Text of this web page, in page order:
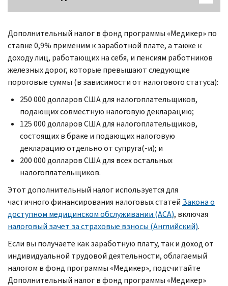
Дополнительный налог в фонд программы «Медикер» по
ставке 0,9% применим к заработной плате, а также к
доходу лиц, работающих на себя, и пенсиям работников
железных дорог, которые превышают следующие
пороговые суммы (в зависимости от налогового статуса):
250 000 долларов США для налогоплательщиков,
подающих совместную налоговую декларацию;
125 000 долларов США для налогоплательщиков,
состоящих в браке и подающих налоговую
декларацию отдельно от супруга(-и); и
200 000 долларов США для всех остальных
налогоплательщиков.
Этот дополнительный налог используется для
частичного финансирования налоговых статей Закона о
доступном медицинском обслуживании (ACA), включая
налоговый зачет за страховые взносы (Английский).
Если вы получаете как заработную плату, так и доход от
индивидуальной трудовой деятельности, облагаемый
налогом в фонд программы «Медикер», подсчитайте
Дополнительный налог в фонд программы «Медикер»